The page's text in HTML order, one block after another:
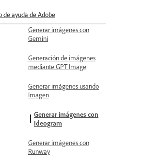
de ayuda de Adobe
FLUX
Generar imágenes con
Gemini
Generación de imágenes
mediante GPT Image
Generar imágenes usando
Imagen
Generar imágenes con
Ideogram
Generar imágenes con
Runway